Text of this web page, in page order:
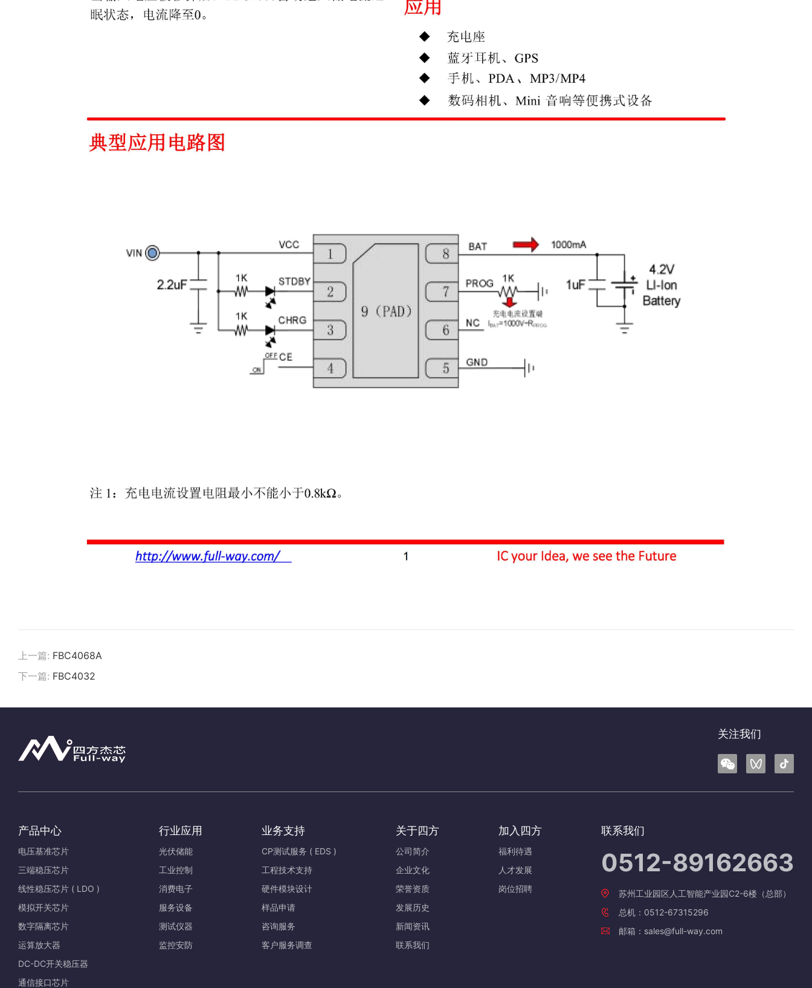
上一篇: FBC4068A
下一篇: FBC4032
关注我们
产品中心
电压基准芯片
三端稳压芯片
线性稳压芯片 ( LDO )
模拟开关芯片
数字隔离芯片
运算放大器
DC-DC开关稳压器
通信接口芯片
行业应用
光伏储能
工业控制
消费电子
服务设备
测试仪器
监控安防
业务支持
CP测试服务 ( EDS )
工程技术支持
硬件模块设计
样品申请
咨询服务
客户服务调查
关于四方
公司简介
企业文化
荣誉资质
发展历史
新闻资讯
联系我们
加入四方
福利待遇
人才发展
岗位招聘
联系我们
0512-89162663
苏州工业园区人工智能产业园C2-6楼（总部）
总机：0512-67315296
邮箱：sales@full-way.com